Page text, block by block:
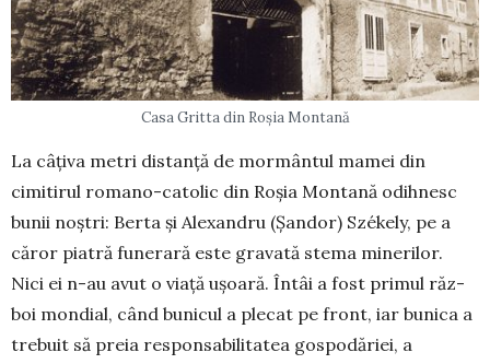
Casa Gritta din Roșia Montană
La câțiva metri distanță de mormântul mamei din
cimitirul romano-catolic din Roșia Mon­tană odihnesc
bunii noștri: Berta și Alexandru (Șandor) Székely, pe a
căror piatră fune­rară este gravată stema mine­rilor.
Nici ei n-au avut o viață ușoară. Întâi a fost primul răz­
boi mondial, când bunicul a ple­cat pe front, iar bunica a
tre­buit să preia responsa­bilita­tea gospodăriei, a